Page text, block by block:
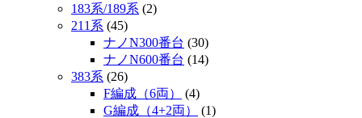
183系/189系 (2)
211系 (45)
ナノN300番台 (30)
ナノN600番台 (14)
383系 (26)
F編成（6両）
(4)
G編成（4+2両）
(1)